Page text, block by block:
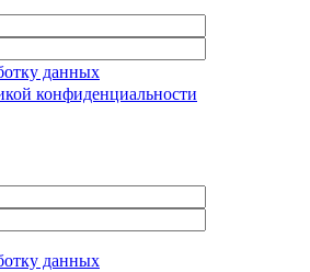
данных
конфиденциальности
данных